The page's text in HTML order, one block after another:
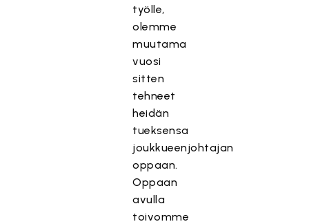
työlle,
olemme
muutama
vuosi
sitten
tehneet
heidän
tueksensa
joukkueenjohtajan
oppaan.
Oppaan
avulla
toivomme